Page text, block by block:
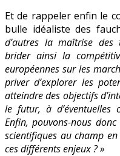
Et de rappeler enfin le
bulle idéaliste des
d’autres la maîtrise des
brider ainsi la
européennes sur les
priver d’explorer les
atteindre des objectifs
le futur, à d’éventuelles
Enfin, pouvons-nous donc
scientifiques au champ
ces différents enjeux ? »